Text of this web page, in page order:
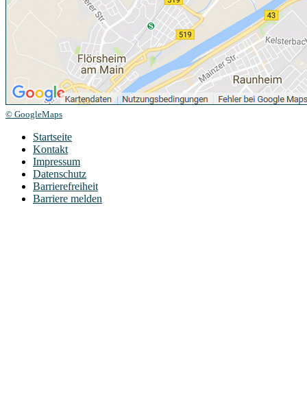
© GoogleMaps
Startseite
Kontakt
Impressum
Datenschutz
Barrierefreiheit
Barriere melden